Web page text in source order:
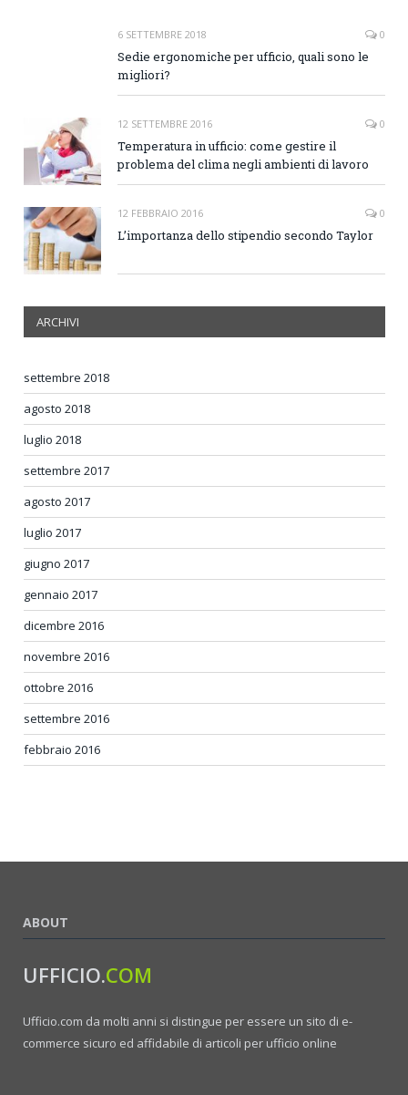
6 SETTEMBRE 2018 0
Sedie ergonomiche per ufficio, quali sono le
migliori?
12 SETTEMBRE 2016 0
Temperatura in ufficio: come gestire il
problema del clima negli ambienti di lavoro
12 FEBBRAIO 2016 0
L’importanza dello stipendio secondo Taylor
ARCHIVI
settembre 2018
agosto 2018
luglio 2018
settembre 2017
agosto 2017
luglio 2017
giugno 2017
gennaio 2017
dicembre 2016
novembre 2016
ottobre 2016
settembre 2016
febbraio 2016
ABOUT
UFFICIO.COM
Ufficio.com da molti anni si distingue per essere un sito di e-
commerce sicuro ed affidabile di articoli per ufficio online